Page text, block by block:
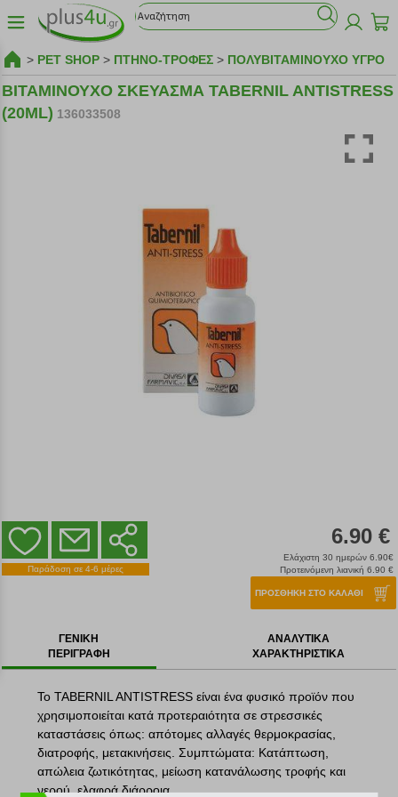
> PET SHOP > ΠΤΗΝΟ-ΤΡΟΦΕΣ > ΠΟΛΥΒΙΤΑΜΙΝΟΥΧΟ ΥΓΡΟ
ΒΙΤΑΜΙΝΟΥΧΟ ΣΚΕΥΑΣΜΑ TABERNIL ANTISTRESS
(20ML) 136033508
Παράδοση σε 4-6 μέρες
6.90 €
Ελάχιστη 30 ημερών 6.90€
Προτεινόμενη λιανική 6.90 €
ΠΡΟΣΘΗΚΗ ΣΤΟ ΚΑΛΑΘΙ
ΓΕΝΙΚΗ
ΠΕΡΙΓΡΑΦΗ
ΑΝΑΛΥΤΙΚΑ
ΧΑΡΑΚΤΗΡΙΣΤΙΚΑ
To TABERNIL ANTISTRESS είναι ένα φυσικό προϊόν που
χρησιμοποιείται κατά προτεραιότητα σε στρεσσικές
καταστάσεις όπως: απότομες αλλαγές θερμοκρασίας,
διατροφής, μετακινήσεις. Συμπτώματα: Κατάπτωση,
απώλεια ζωτικότητας, μείωση κατανάλωσης τροφής και
νερού, ελαφρά διάρροια.